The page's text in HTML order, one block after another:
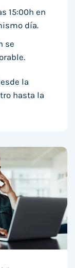
15:00h en
día.
se
la
hasta la